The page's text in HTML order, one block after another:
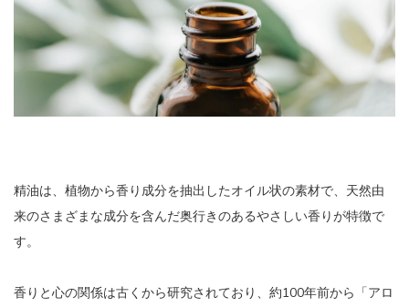
精油は、植物から香り成分を抽出したオイル状の素材で、天然由
来のさまざまな成分を含んだ奥行きのあるやさしい香りが特徴で
す。
香りと心の関係は古くから研究されており、約100年前から「アロ